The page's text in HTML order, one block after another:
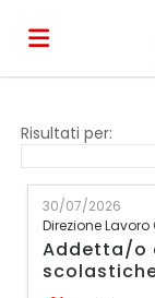
Offerte
di
Carica
Risultati per:
30/07/2026
Direzione Lavoro
Addetta/o